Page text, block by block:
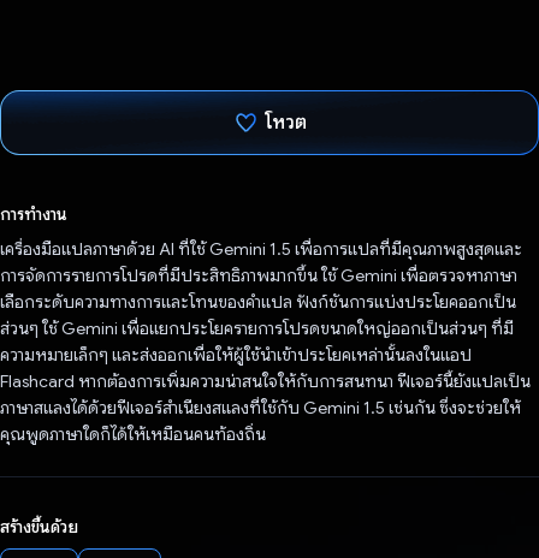
โหวต
การทำงาน
เครื่องมือแปลภาษาด้วย AI ที่ใช้ Gemini 1.5 เพื่อการแปลที่มีคุณภาพสูงสุดและ
การจัดการรายการโปรดที่มีประสิทธิภาพมากขึ้น ใช้ Gemini เพื่อตรวจหาภาษา
เลือกระดับความทางการและโทนของคำแปล ฟังก์ชันการแบ่งประโยคออกเป็น
ส่วนๆ ใช้ Gemini เพื่อแยกประโยครายการโปรดขนาดใหญ่ออกเป็นส่วนๆ ที่มี
ความหมายเล็กๆ และส่งออกเพื่อให้ผู้ใช้นำเข้าประโยคเหล่านั้นลงในแอป
Flashcard หากต้องการเพิ่มความน่าสนใจให้กับการสนทนา ฟีเจอร์นี้ยังแปลเป็น
ภาษาสแลงได้ด้วยฟีเจอร์สำเนียงสแลงที่ใช้กับ Gemini 1.5 เช่นกัน ซึ่งจะช่วยให้
คุณพูดภาษาใดก็ได้ให้เหมือนคนท้องถิ่น
สร้างขึ้นด้วย